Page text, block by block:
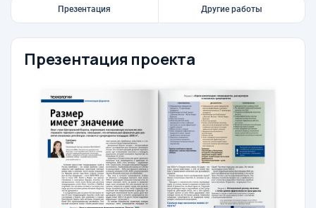
Презентация Другие работы
Презентация проекта